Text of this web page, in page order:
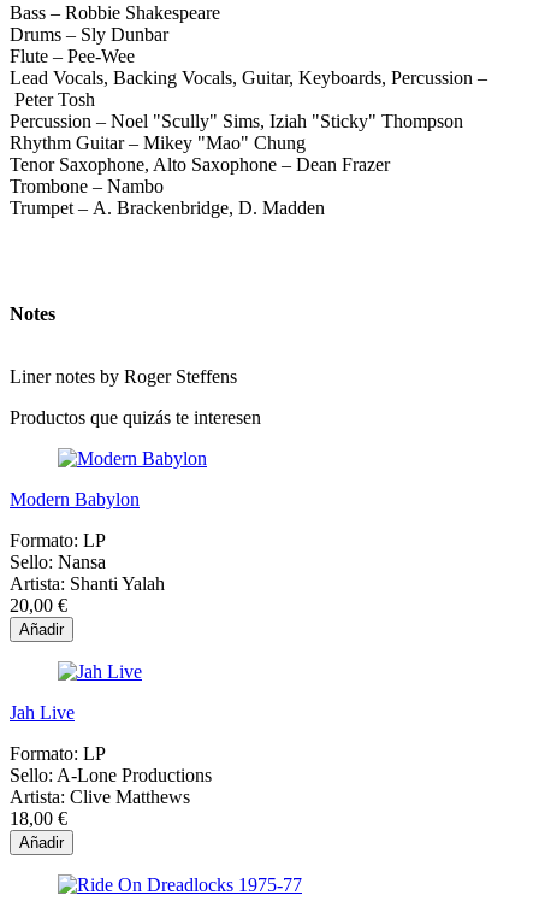
Bass – Robbie Shakespeare
Drums – Sly Dunbar
Flute – Pee-Wee
Lead Vocals, Backing Vocals, Guitar, Keyboards, Percussion –
Peter Tosh
Percussion – Noel "Scully" Sims, Iziah "Sticky" Thompson
Rhythm Guitar – Mikey "Mao" Chung
Tenor Saxophone, Alto Saxophone – Dean Frazer
Trombone – Nambo
Trumpet – A. Brackenbridge, D. Madden
Notes
Liner notes by Roger Steffens
Productos que quizás te interesen
Modern Babylon
Formato: LP
Sello: Nansa
Artista: Shanti Yalah
20,00 €
Añadir
Jah Live
Formato: LP
Sello: A-Lone Productions
Artista: Clive Matthews
18,00 €
Añadir